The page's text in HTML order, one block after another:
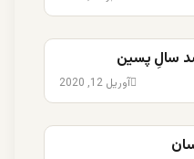
سالِ پسین
آوریل 12, 2020